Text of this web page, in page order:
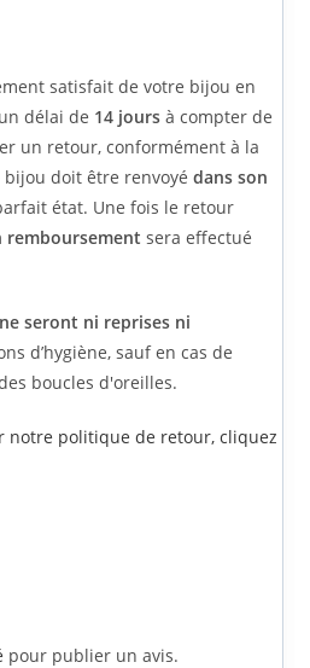
satisfait de votre bijou en
délai de 14 jours à compter de
un retour, conformément à la
bijou doit être renvoyédans son
état. Une fois le retour
remboursement sera effectué
seront ni reprises ni
d’hygiène, sauf en cas de
boucles d'oreilles.
notre politique de retour, cliquez
pour publier un avis.